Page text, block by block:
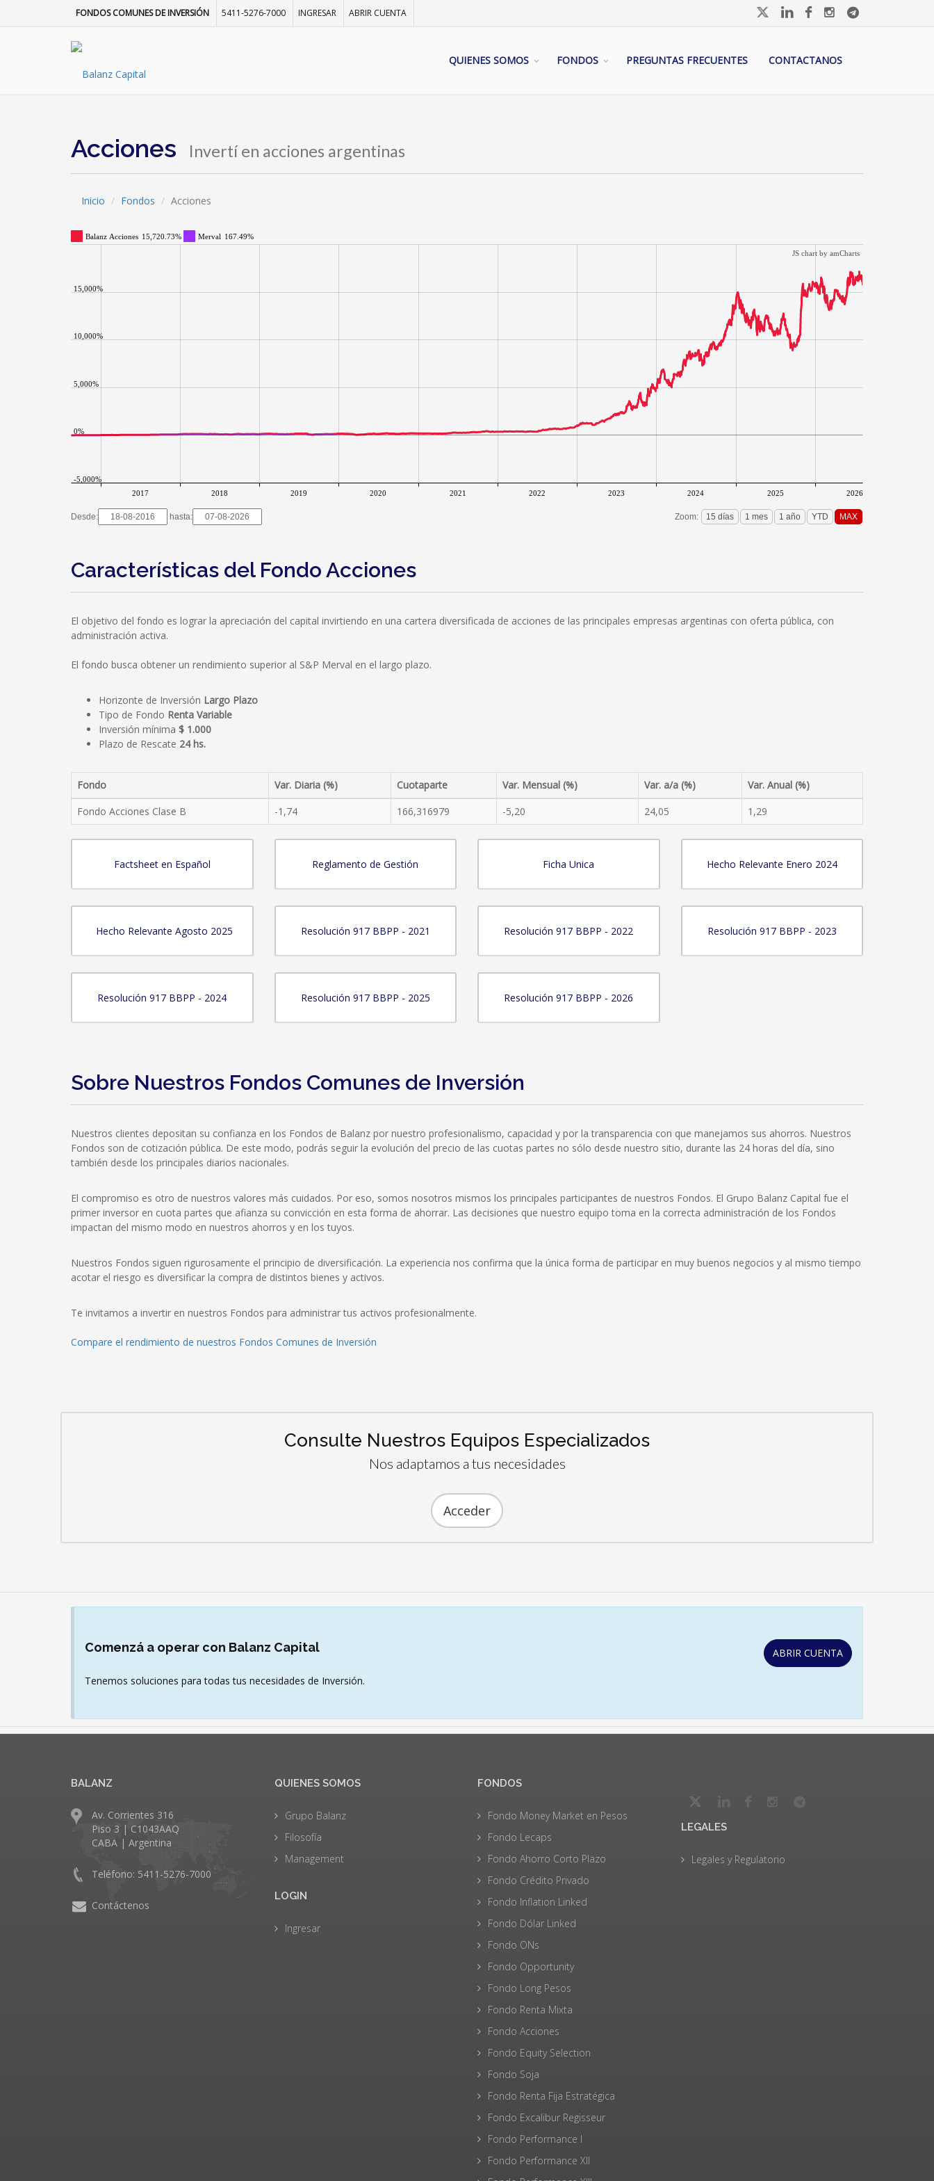
FONDOS COMUNES DE INVERSIÓN 5411-5276-7000 INGRESAR ABRIR CUENTA
QUIENES SOMOS FONDOS PREGUNTAS FRECUENTES CONTACTANOS
Acciones Invertí en acciones argentinas
Inicio Fondos Acciones
Balanz Acciones 15,720.73% Merval 167.49%
2017 2018 2019 2020 2021 2022 2023 2024 2025 2026
-5,000%
0%
5,000%
10,000%
15,000%
JS chart by amCharts
Desde: hasta: Zoom:
Características del Fondo Acciones
El objetivo del fondo es lograr la apreciación del capital invirtiendo en una cartera diversificada de acciones de las principales empresas argentinas con oferta pública, con
administración activa.
El fondo busca obtener un rendimiento superior al S&P Merval en el largo plazo.
Horizonte de Inversión Largo Plazo
Tipo de Fondo Renta Variable
Inversión mínima $ 1.000
Plazo de Rescate 24 hs.
Fondo Var. Diaria (%) Cuotaparte Var. Mensual (%) Var. a/a (%)
Var. Anual (%)
Fondo Acciones Clase B
-1,74 166,316979 -5,20 24,05 1,29
Factsheet en Español Reglamento de Gestión Ficha Unica Hecho Relevante Enero 2024
Hecho Relevante Agosto 2025 Resolución 917 BBPP - 2021 Resolución 917 BBPP - 2022 Resolución 917 BBPP - 2023
Resolución 917 BBPP - 2024 Resolución 917 BBPP - 2025 Resolución 917 BBPP - 2026
Sobre Nuestros Fondos Comunes de Inversión
Nuestros clientes depositan su confianza en los Fondos de Balanz por nuestro profesionalismo, capacidad y por la transparencia con que manejamos sus ahorros. Nuestros
Fondos son de cotización pública. De este modo, podrás seguir la evolución del precio de las cuotas partes no sólo desde nuestro sitio, durante las 24 horas del día, sino
también desde los principales diarios nacionales.
El compromiso es otro de nuestros valores más cuidados. Por eso, somos nosotros mismos los principales participantes de nuestros Fondos. El Grupo Balanz Capital fue el
primer inversor en cuota partes que afianza su convicción en esta forma de ahorrar. Las decisiones que nuestro equipo toma en la correcta administración de los Fondos
impactan del mismo modo en nuestros ahorros y en los tuyos.
Nuestros Fondos siguen rigurosamente el principio de diversificación. La experiencia nos confirma que la única forma de participar en muy buenos negocios y al mismo tiempo
acotar el riesgo es diversificar la compra de distintos bienes y activos.
Te invitamos a invertir en nuestros Fondos para administrar tus activos profesionalmente.
Compare el rendimiento de nuestros Fondos Comunes de Inversión
Consulte Nuestros Equipos Especializados
Nos adaptamos a tus necesidades
Acceder
Comenzá a operar con Balanz Capital
Tenemos soluciones para todas tus necesidades de Inversión.
ABRIR CUENTA
BALANZ
Av. Corrientes 316
Piso 3 | C1043AAQ
CABA | Argentina
Teléfono: 5411-5276-7000
Contáctenos
QUIENES SOMOS
Grupo Balanz
Filosofía
Management
LOGIN
Ingresar
FONDOS
Fondo Money Market en Pesos
Fondo Lecaps
Fondo Ahorro Corto Plazo
Fondo Crédito Privado
Fondo Inflation Linked
Fondo Dólar Linked
Fondo ONs
Fondo Opportunity
Fondo Long Pesos
Fondo Renta Mixta
Fondo Acciones
Fondo Equity Selection
Fondo Soja
Fondo Renta Fija Estratégica
Fondo Excalibur Regisseur
Fondo Performance I
Fondo Performance XII
LEGALES
Legales y Regulatorio